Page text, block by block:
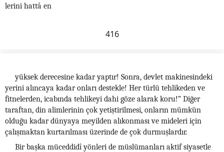
lerini hattâ en
416
yüksek derecesine kadar yaptır! Sonra, devlet makinesindeki
yerini alıncaya kadar onları destekle! Her türlü tehlikeden ve
fitnelerden, icabında tehlikeyi dahi göze alarak koru!” Diğer
taraftan, din alimlerinin çok yetiştirilmesi, onların mümkün
olduğu kadar dünyaya meyilden alıkonması ve mideleri için
çalışmaktan kurtarılması üzerinde de çok durmuşlardır.
Bir başka müceddidî yönleri de müslümanları aktif siyasetle